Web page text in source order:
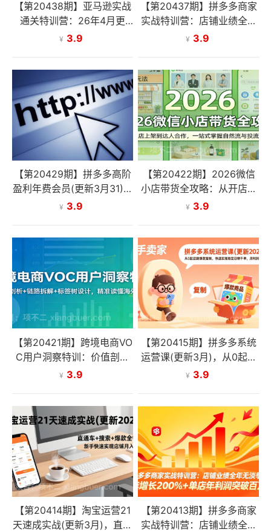
【第20438期】亚马逊实战
通关特训营：26年4月更
新，多维选品+渐进式打法+
¥ 3.9
【第20437期】拼多多商家
实战特训营：店铺业绩全年
无淡季，年增长200%+单店
¥ 3.9
【第20429期】拼多多高阶
盈利年费会员(更新3月31)：
全类目活动玩法、原价上大
¥ 3.9
【第20422期】2026微信
小店带货全攻略：从开店上
架到达人合作，一站式掌握
¥ 3.9
【第20421期】跨境电商VO
C用户洞察特训：价值剖析
+链路拆解+标签树设计，精
¥ 3.9
【第20415期】拼多多系统
运营课(更新3月)，从0起店
到爆款复制，快速实现稳定
¥ 3.9
【第20414期】淘宝运营21
天速成实战(更新3月)，直通
【第20413期】拼多多商家
实战特训营：店铺业绩全年